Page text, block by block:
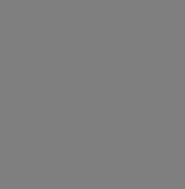
installation av eldstad, Sävar